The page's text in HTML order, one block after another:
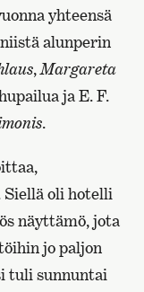
yhteensä
alunperin
,Margareta
ja E. F.
.
Siellä oli hotelli
näyttämö, jota
jo paljon
tuli sunnuntai